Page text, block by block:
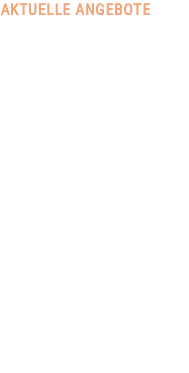
AKTUELLE ANGEBOTE